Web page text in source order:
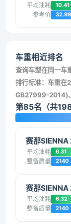
平均油耗 10.41
参考价 32.99
车重相近排名
查询车型在同一车
排行标准：车重
GB27999-2014)
第85名（共198
赛那
平均油耗 6.31
整备质量 2140
赛那
平均油耗 6.32
整备质量 2140